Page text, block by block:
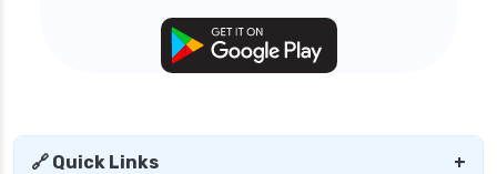
personal loan in uttar pradesh
personal loans for medical emergency
🔗 Quick Links +